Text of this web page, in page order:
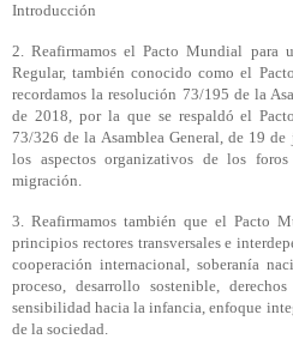
Introducción
2. Reafirmamos el Pacto Mundial para
Regular, también conocido como el
recordamos la resolución 73/195 de la
de 2018, por la que se respaldó el
73/326 de la Asamblea General, de 19
los aspectos organizativos de los
migración.
3. Reafirmamos también que el Pacto
principios rectores transversales e
cooperación internacional, soberanía
proceso, desarrollo sostenible,
sensibilidad hacia la infancia, enfoque
de la sociedad.